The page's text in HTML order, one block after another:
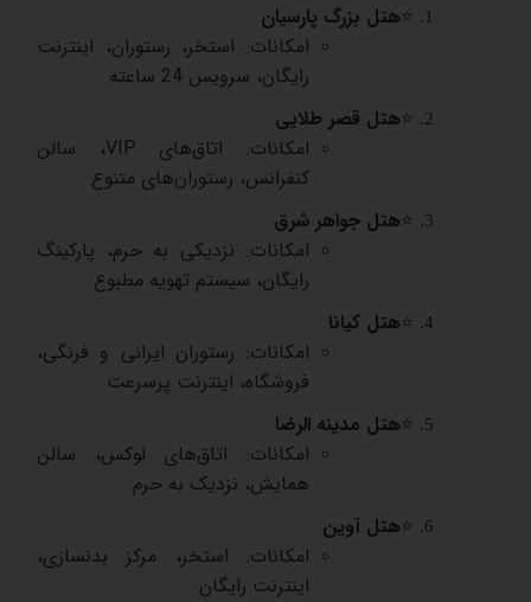
⭐هتل بزرگ پارسیان
امکانات: استخر، رستوران، اینترنت
رایگان، سرویس 24 ساعته
⭐هتل قصر طلایی
امکانات: اتاق‌های
، سالن
کنفرانس، رستوران‌های متنوع
⭐هتل جواهر شرق
امکانات: نزدیکی به حرم، پارکینگ
رایگان، سیستم تهویه مطبوع
⭐هتل کیانا
امکانات: رستوران ایرانی و فرنگی،
فروشگاه، اینترنت پرسرعت
⭐هتل مدینه الرضا
امکانات: اتاق‌های لوکس، سالن
همایش، نزدیک به حرم
⭐هتل آوین
امکانات: استخر، مرکز بدنسازی،
اینترنت رایگان